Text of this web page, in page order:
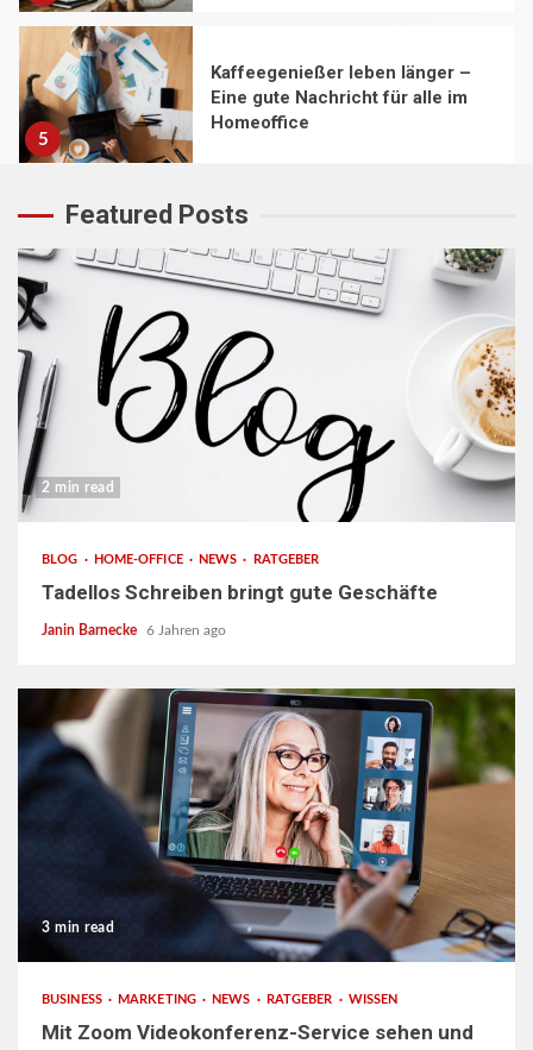
5
Kaffeegenießer leben länger –
Eine gute Nachricht für alle im
Homeoffice
Featured Posts
2 min read
BLOG HOME-OFFICE NEWS RATGEBER
Tadellos Schreiben bringt gute Geschäfte
Janin Barnecke 6 Jahren ago
3 min read
BUSINESS MARKETING NEWS RATGEBER WISSEN
Mit Zoom Videokonferenz-Service sehen und